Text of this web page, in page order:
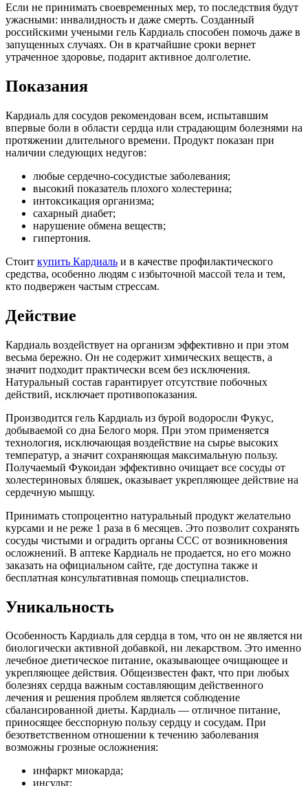
Если не принимать своевременных мер, то последствия будут
ужасными: инвалидность и даже смерть. Созданный
российскими учеными гель Кардиаль способен помочь даже в
запущенных случаях. Он в кратчайшие сроки вернет
утраченное здоровье, подарит активное долголетие.
Показания
Кардиаль для сосудов рекомендован всем, испытавшим
впервые боли в области сердца или страдающим болезнями на
протяжении длительного времени. Продукт показан при
наличии следующих недугов:
любые сердечно-сосудистые заболевания;
высокий показатель плохого холестерина;
интоксикация организма;
сахарный диабет;
нарушение обмена веществ;
гипертония.
Стоит купить Кардиаль и в качестве профилактического
средства, особенно людям с избыточной массой тела и тем,
кто подвержен частым стрессам.
Действие
Кардиаль воздействует на организм эффективно и при этом
весьма бережно. Он не содержит химических веществ, а
значит подходит практически всем без исключения.
Натуральный состав гарантирует отсутствие побочных
действий, исключает противопоказания.
Производится гель Кардиаль из бурой водоросли Фукус,
добываемой со дна Белого моря. При этом применяется
технология, исключающая воздействие на сырье высоких
температур, а значит сохраняющая максимальную пользу.
Получаемый Фукоидан эффективно очищает все сосуды от
холестериновых бляшек, оказывает укрепляющее действие на
сердечную мышцу.
Принимать стопроцентно натуральный продукт желательно
курсами и не реже 1 раза в 6 месяцев. Это позволит сохранять
сосуды чистыми и оградить органы ССС от возникновения
осложнений. В аптеке Кардиаль не продается, но его можно
заказать на официальном сайте, где доступна также и
бесплатная консультативная помощь специалистов.
Уникальность
Особенность Кардиаль для сердца в том, что он не является ни
биологически активной добавкой, ни лекарством. Это именно
лечебное диетическое питание, оказывающее очищающее и
укрепляющее действия. Общеизвестен факт, что при любых
болезнях сердца важным составляющим действенного
лечения и решения проблем является соблюдение
сбалансированной диеты. Кардиаль — отличное питание,
приносящее бесспорную пользу сердцу и сосудам. При
безответственном отношении к течению заболевания
возможны грозные осложнения:
инфаркт миокарда;
инсульт;